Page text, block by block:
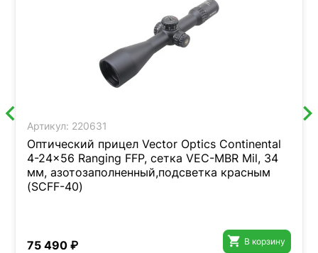
Артикул: 220631
Оптический прицел Vector Optics Continental
4-24x56 Ranging FFP, сетка VEC-MBR Mil, 34
мм, азотозаполненный,подсветка красным
(SCFF-40)
75 490 ₽  В корзину